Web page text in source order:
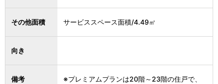
その他面積 サービススペース面積/4.49㎡
向き
備考
※プレミアムプランは20階～23階の住戸で、